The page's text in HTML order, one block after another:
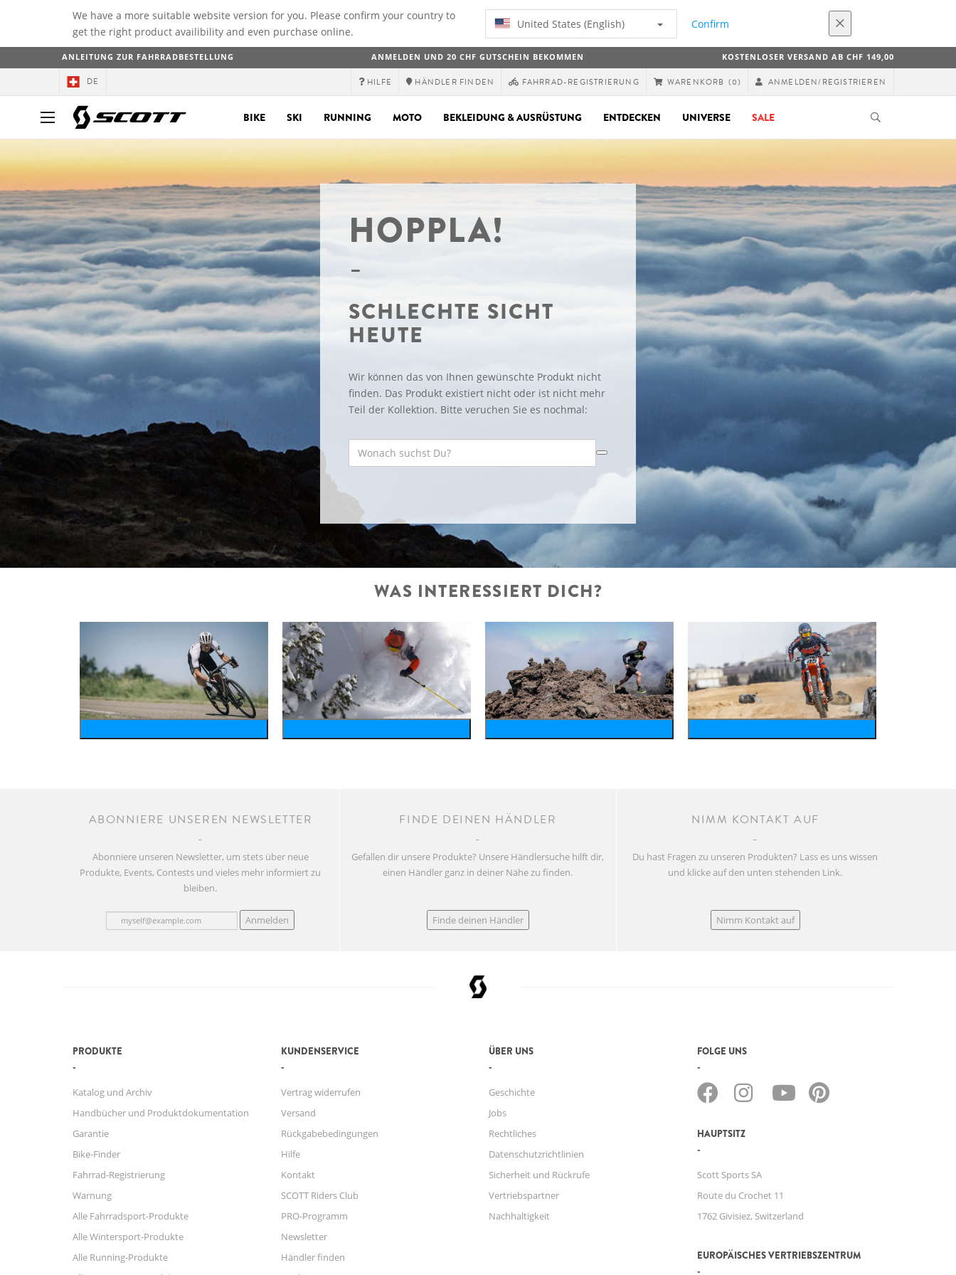
We have a more suitable website version for you. Please confirm your country to
get the right product availibility and even purchase online.
United States (English) Confirm
ANLEITUNG ZUR FAHRRADBESTELLUNG ANMELDEN UND 20 CHF GUTSCHEIN BEKOMMEN KOSTENLOSER VERSAND AB CHF 149,00
DE HILFE HÄNDLER FINDEN FAHRRAD-REGISTRIERUNG WARENKORB (0) ANMELDEN/REGISTRIEREN
BIKE SKI RUNNING MOTO BEKLEIDUNG & AUSRÜSTUNG ENTDECKEN UNIVERSE SALE
HOPPLA!
SCHLECHTE SICHT
HEUTE
Wir können das von Ihnen gewünschte Produkt nicht
finden. Das Produkt existiert nicht oder ist nicht mehr
Teil der Kollektion. Bitte veruchen Sie es nochmal:
WAS INTERESSIERT DICH?
ABONNIERE UNSEREN NEWSLETTER
Abonniere unseren Newsletter, um stets über neue
Produkte, Events, Contests und vieles mehr informiert zu
bleiben.
Anmelden
FINDE DEINEN HÄNDLER
Gefallen dir unsere Produkte? Unsere Händlersuche hilft dir,
einen Händler ganz in deiner Nähe zu finden.
Finde deinen Händler
NIMM KONTAKT AUF
Du hast Fragen zu unseren Produkten? Lass es uns wissen
und klicke auf den unten stehenden Link.
Nimm Kontakt auf
PRODUKTE
Katalog und Archiv
Handbücher und Produktdokumentation
Garantie
Bike-Finder
Fahrrad-Registrierung
Warnung
Alle Fahrradsport-Produkte
Alle Wintersport-Produkte
Alle Running-Produkte
KUNDENSERVICE
Vertrag widerrufen
Versand
Rückgabebedingungen
Hilfe
Kontakt
SCOTT Riders Club
PRO-Programm
Newsletter
Händler finden
ÜBER UNS
Geschichte
Jobs
Rechtliches
Datenschutzrichtlinien
Sicherheit und Rückrufe
Vertriebspartner
Nachhaltigkeit
FOLGE UNS
HAUPTSITZ
Scott Sports SA
Route du Crochet 11
1762 Givisiez, Switzerland
EUROPÄISCHES VERTRIEBSZENTRUM